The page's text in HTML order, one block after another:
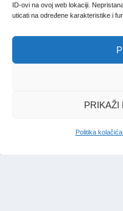
ID-ovi na ovoj web lokaciji.
uticati na određene karakteristike i
PRIKAŽI
Politika kolačića